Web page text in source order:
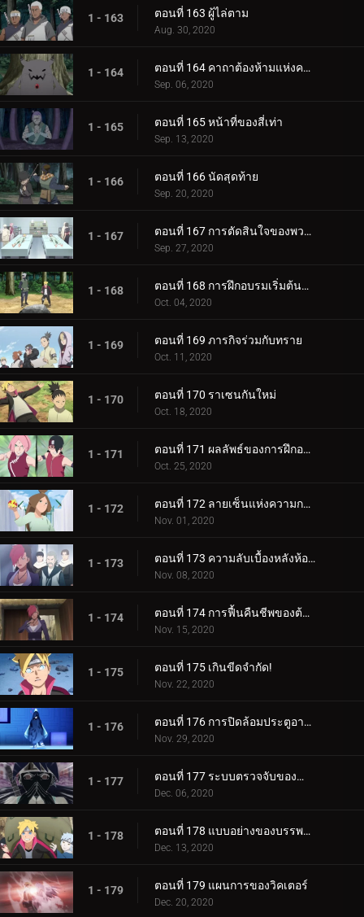
1 - 163 ตอนที่ 163 ผู้ไล่ตาม
Aug. 30, 2020
1 - 164 ตอนที่ 164 คาถาต้องห้ามแห่งความตาย
Sep. 06, 2020
1 - 165 ตอนที่ 165 หน้าที่ของสี่เท่า
Sep. 13, 2020
1 - 166 ตอนที่ 166 นัดสุดท้าย
Sep. 20, 2020
1 - 167 ตอนที่ 167 การตัดสินใจของพวกเขา
Sep. 27, 2020
1 - 168 ตอนที่ 168 การฝึกอบรมเริ่มต้นขึ้น!
Oct. 04, 2020
1 - 169 ตอนที่ 169 ภารกิจร่วมกับทราย
Oct. 11, 2020
1 - 170 ตอนที่ 170 ราเซนกันใหม่
Oct. 18, 2020
1 - 171 ตอนที่ 171 ผลลัพธ์ของการฝึกอบรม
Oct. 25, 2020
1 - 172 ตอนที่ 172 ลายเซ็นแห่งความกลัว
Nov. 01, 2020
1 - 173 ตอนที่ 173 ความลับเบื้องหลังห้องใต้ดิน
Nov. 08, 2020
1 - 174 ตอนที่ 174 การฟื้นคืนชีพของต้นไม้ศักดิ์สิทธิ์
Nov. 15, 2020
1 - 175 ตอนที่ 175 เกินขีดจำกัด!
Nov. 22, 2020
1 - 176 ตอนที่ 176 การปิดล้อมประตูอาอุน!
Nov. 29, 2020
1 - 177 ตอนที่ 177 ระบบตรวจจับของกำแพงเหล็ก
Dec. 06, 2020
1 - 178 ตอนที่ 178 แบบอย่างของบรรพบุรุษของเรา
Dec. 13, 2020
1 - 179 ตอนที่ 179 แผนการของวิคเตอร์
Dec. 20, 2020